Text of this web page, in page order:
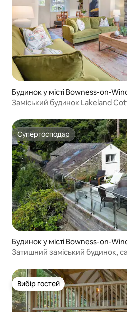
Будинок у місті Bowness-on-
Заміський будинок Lakeland
Супергосподар
Супергосподар
Будинок у місті Bowness-on-
Затишний заміський будинок,
Вибір гостей
Вибір гостей